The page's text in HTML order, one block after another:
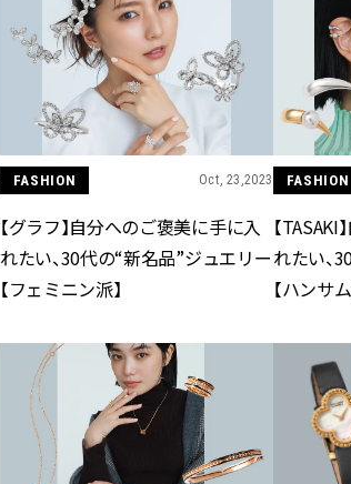
FASHION Oct, 23,2023
【グラフ】自分へのご褒美に手に入
れたい、30代の“新名品”ジュエリー
【フェミニン派】
FASHION
【
れたい、
【ハンサ
夏の深刻なくすみ・色ム
プローチ！【透明感を底
神コスメ３選 | CLASSY.[ク
ィ]